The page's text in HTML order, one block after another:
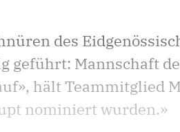
des
Mannschaft
hält Teammitglied
nominiert wurden.»